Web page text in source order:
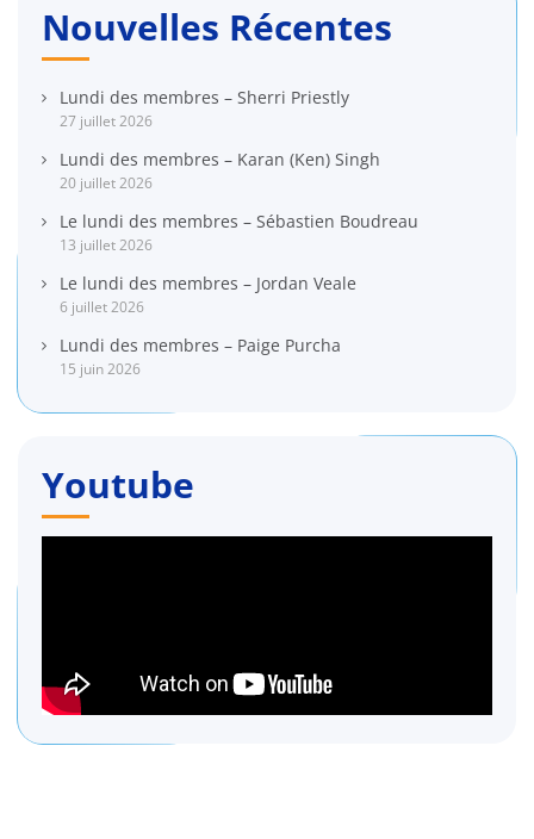
Nouvelles Récentes
Lundi des membres – Sherri Priestly
27 juillet 2026
Lundi des membres – Karan (Ken) Singh
20 juillet 2026
Le lundi des membres – Sébastien Boudreau
13 juillet 2026
Le lundi des membres – Jordan Veale
6 juillet 2026
Lundi des membres – Paige Purcha
15 juin 2026
Youtube